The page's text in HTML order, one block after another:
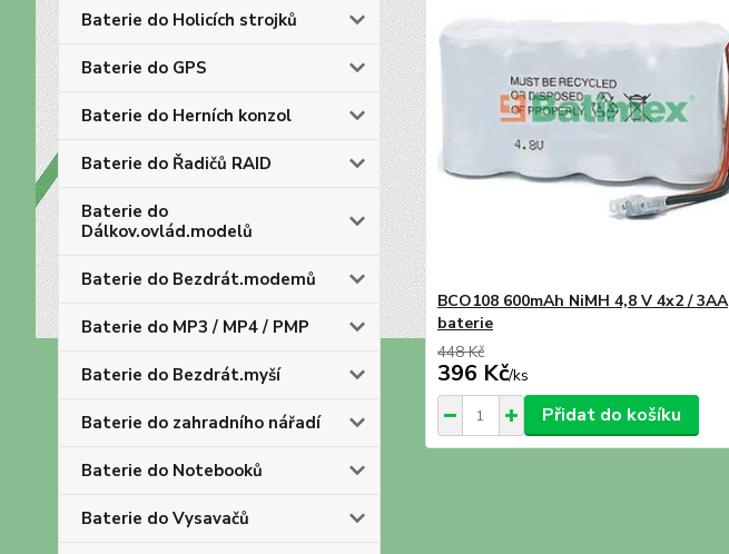
Baterie do Holicích strojků
Baterie do GPS
Baterie do Herních konzol
Baterie do Řadičů RAID
Baterie do
Dálkov.ovlád.modelů
Baterie do Bezdrát.modemů
Baterie do MP3 / MP4 / PMP
Baterie do Bezdrát.myší
Baterie do zahradního nářadí
Baterie do Notebooků
Baterie do Vysavačů
BCO108 600mAh NiMH 4,8 V 4x2 / 3AA
baterie
448 Kč
396 Kč/ks
Přidat do košíku